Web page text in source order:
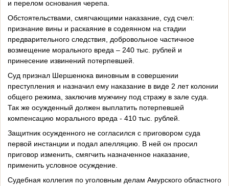
и перелом основания черепа.
Обстоятельствами, смягчающими наказание, суд счел:
признание вины и раскаяние в содеянном на стадии
предварительного следствия, добровольное частичное
возмещение морального вреда – 240 тыс. рублей и
принесение извинений потерпевшей.
Суд признал Шершенюка виновным в совершении
преступления и назначил ему наказание в виде 2 лет колонии
общего режима, заключив мужчину под стражу в зале суда.
Так же осужденный должен выплатить потерпевшей
компенсацию морального вреда - 410 тыс. рублей.
Защитник осужденного не согласился с приговором суда
первой инстанции и подал апелляцию. В ней он просил
приговор изменить, смягчить назначенное наказание,
применить условное осуждение.
Судебная коллегия по уголовным делам Амурского областного